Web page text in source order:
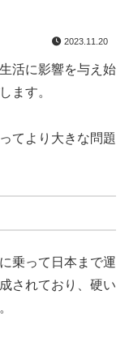
2023.11.20
活に影響を与え始
ます。
てより大きな問題
乗って日本まで運
されており、硬い